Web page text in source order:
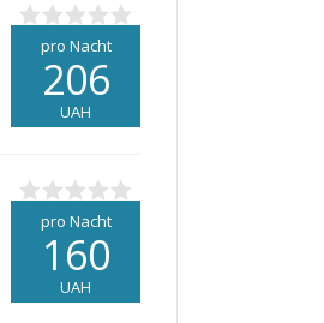
pro Nacht
206
UAH
pro Nacht
160
UAH